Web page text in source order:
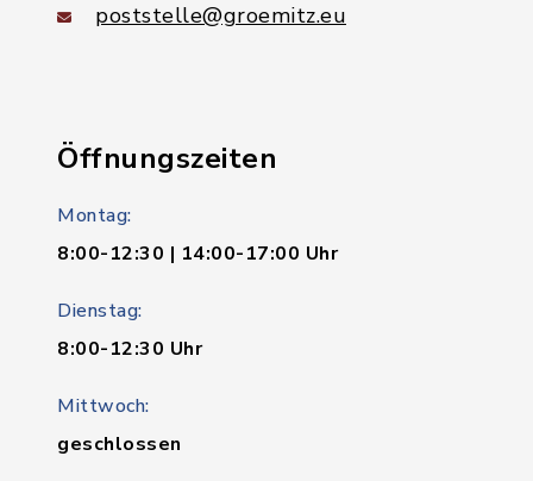
poststelle@groemitz.eu
Öffnungszeiten
Montag:
8:00-12:30 | 14:00-17:00 Uhr
Dienstag:
8:00-12:30 Uhr
Mittwoch:
geschlossen